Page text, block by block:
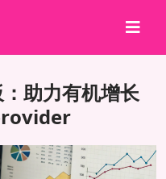
助力有机增长